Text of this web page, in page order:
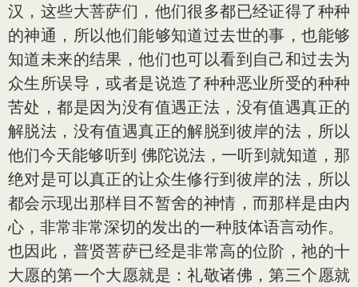
汉，这些大菩萨们，他们很多都已经证得了种种
的神通，所以他们能够知道过去世的事，也能够
知道未来的结果，他们也可以看到自己和过去为
众生所误导，或者是说造了种种恶业所受的种种
苦处，都是因为没有值遇正法，没有值遇真正的
解脱法，没有值遇真正的解脱到彼岸的法，所以
他们今天能够听到 佛陀说法，一听到就知道，那
绝对是可以真正的让众生修行到彼岸的法，所以
都会示现出那样目不暂舍的神情，而那样是由内
心，非常非常深切的发出的一种肢体语言动作。
也因此，普贤菩萨已经是非常高的位阶，祂的十
大愿的第一个大愿就是：礼敬诸佛，第三个愿就